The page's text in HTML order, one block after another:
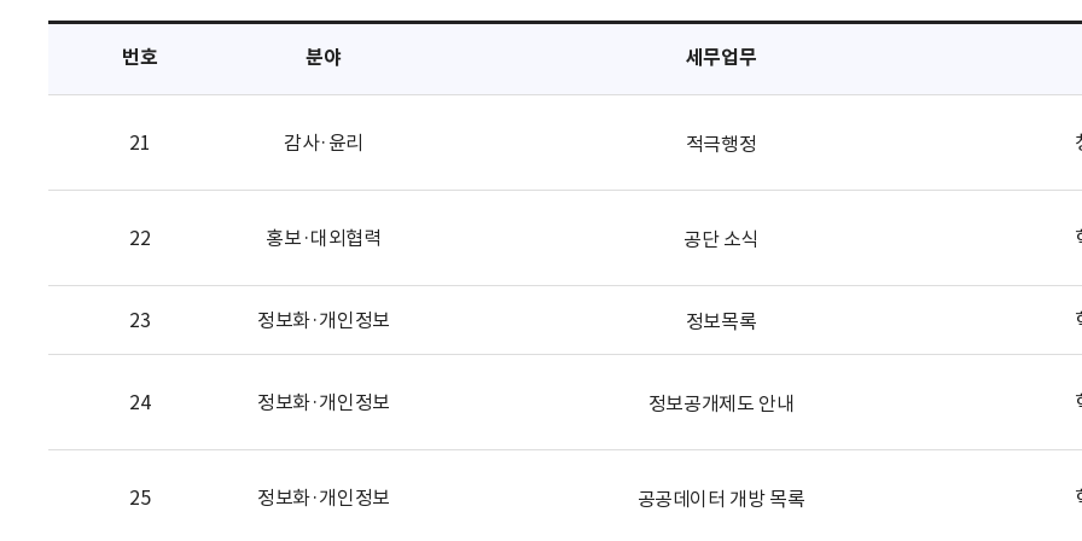
번호 분야 세무업무
21 감사·윤리 적극행정
22 홍보·대외협력 공단 소식
23 정보화·개인정보 정보목록
24 정보화·개인정보 정보공개제도 안내
25 정보화·개인정보 공공데이터 개방 목록